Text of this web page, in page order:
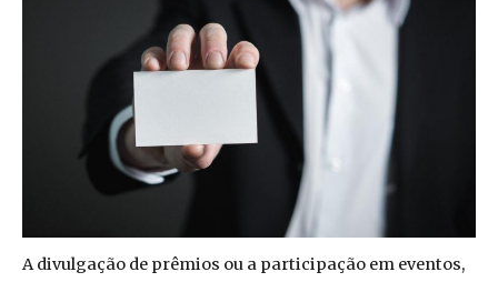
A divulgação de prêmios ou a participação em eventos,